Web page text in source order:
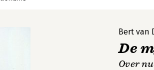
Bert van
De
Over